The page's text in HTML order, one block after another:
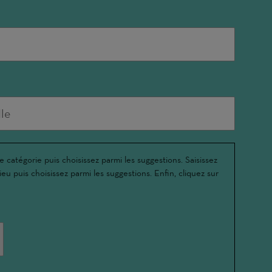
catégorie puis choisissez parmi les suggestions. Saisissez
puis choisissez parmi les suggestions. Enfin, cliquez sur